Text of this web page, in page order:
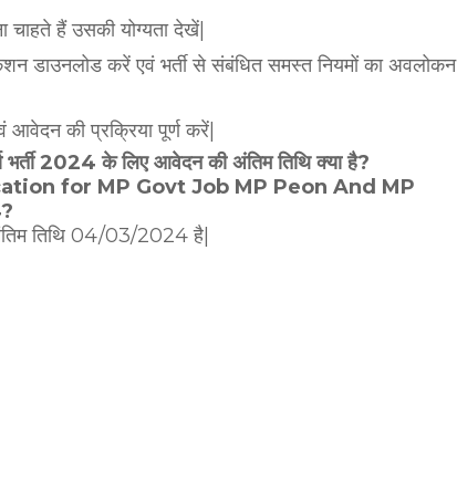
हैं उसकी योग्यता देखें|
डाउनलोड करें एवं भर्ती से संबंधित समस्त नियमों का अवलोकन
की प्रक्रिया पूर्ण करें|
भर्ती 2024 के लिए आवेदन की अंतिम तिथि क्या है?
for MP Govt Job MP Peon And MP
तिथि 04/03/2024 है|